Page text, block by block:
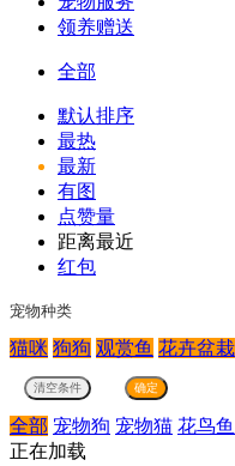
领养赠送
全部
默认排序
最热
最新
有图
点赞量
距离最近
红包
宠物种类
猫咪 狗狗 观赏鱼 花卉盆栽
全部 宠物狗 宠物猫 花鸟
正在加载